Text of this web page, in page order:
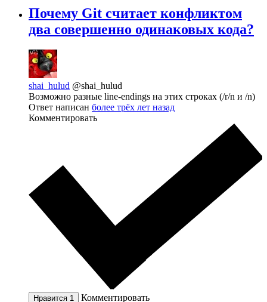
Почему Git считает конфликтом
два совершенно одинаковых кода?
shai_hulud @shai_hulud
Возможно разные line-endings на этих строках (/r/n и /n)
Ответ написан более трёх лет назад
Комментировать
Нравится 1 Комментировать